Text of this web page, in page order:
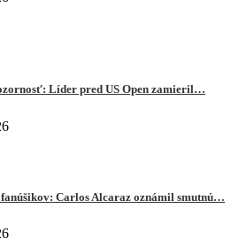
Líder pred US Open zamieril…
Carlos Alcaraz oznámil smutnú…